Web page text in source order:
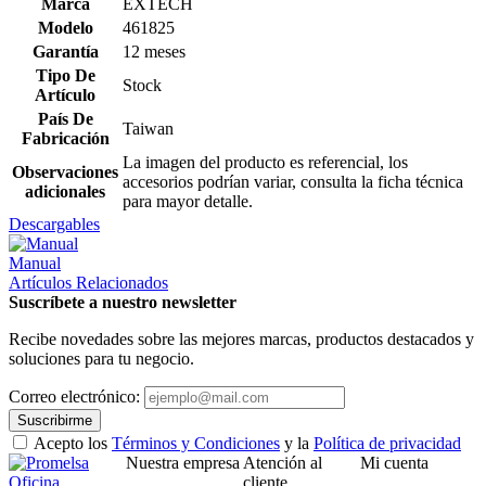
Modelo
461825
Garantía
12 meses
Tipo De
Artículo
Stock
País De
Fabricación
Taiwan
Observaciones
adicionales
La imagen del producto es referencial, los
accesorios podrían variar, consulta la ficha técnica
para mayor detalle.
Descargables
Manual
Artículos Relacionados
Suscríbete a nuestro newsletter
Recibe novedades sobre las mejores marcas, productos destacados y
soluciones para tu negocio.
Correo electrónico:
Suscribirme
Acepto los Términos y Condiciones y la Política de privacidad
Oficina
Nuestra empresa Atención al
cliente
Mi cuenta